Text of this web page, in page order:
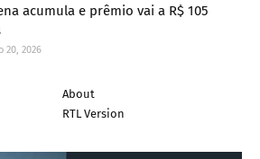
acumula e prêmio vai a R$ 105
20, 2026
About
RTL Version